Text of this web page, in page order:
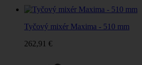
Tyčový mixér Maxima - 510 mm
262,91 €